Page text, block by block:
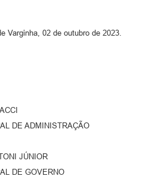
Varginha, 02 de outubro de 2023.
DE ADMINISTRAÇÃO
JÚNIOR
DE GOVERNO